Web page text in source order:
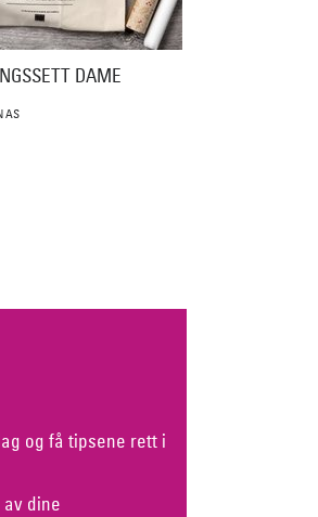
DAME
AS
og få tipsene rett i
dine